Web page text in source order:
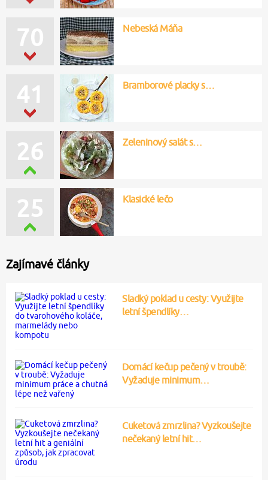
70 Nebeská Máňa
41 Bramborové placky s…
26 Zeleninový salát s…
25 Klasické lečo
Zajímavé články
Sladký poklad u cesty: Využijte
letní špendlíky…
Domácí kečup pečený v troubě:
Vyžaduje minimum…
Cuketová zmrzlina? Vyzkoušejte
nečekaný letní hit…